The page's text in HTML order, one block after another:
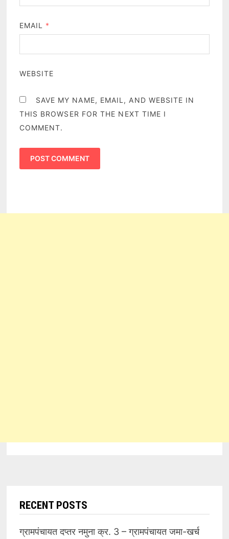
EMAIL *
WEBSITE
SAVE MY NAME, EMAIL, AND WEBSITE IN
THIS BROWSER FOR THE NEXT TIME I
COMMENT.
RECENT POSTS
ग्रामपंचायत दप्तर नमुना क्र. 3 – ग्रामपंचायत जमा-खर्च